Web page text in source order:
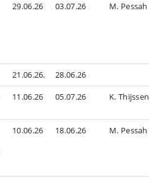
29.06.26 03.07.26 M. Pessah
21.06.26.
28.06.26
11.06.26 05.07.26 K. Thijssen
10.06.26 18.06.26 M. Pessah